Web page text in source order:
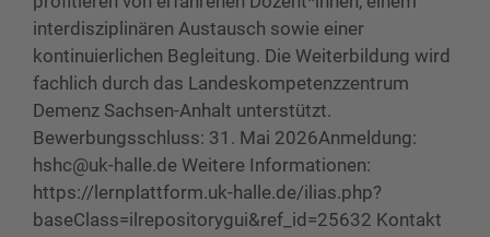
interdisziplinären Austausch sowie einer
kontinuierlichen Begleitung. Die Weiterbildung wird
fachlich durch das Landeskompetenzzentrum
Demenz Sachsen-Anhalt unterstützt.
Bewerbungsschluss: 31. Mai 2026Anmeldung:
hshc@uk-halle.de Weitere Informationen:
https://lernplattform.uk-halle.de/ilias.php?
baseClass=ilrepositorygui&ref_id=25632 Kontakt